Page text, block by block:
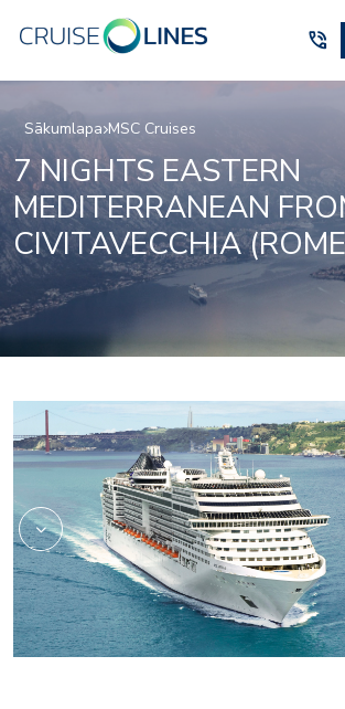
phone_in_talk
Sākumlapa MSC Cruises
7 NIGHTS EASTERN
MEDITERRANEAN
CIVITAVECCHIA